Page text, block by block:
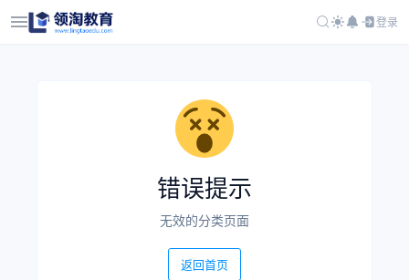
登录
错误提示
无效的分类页面
返回首页